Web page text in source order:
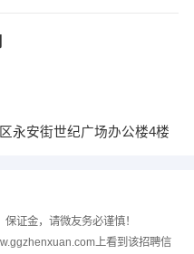
永安街世纪广场办公楼4楼
证金，请微友务必谨慎！
上看到该招聘信